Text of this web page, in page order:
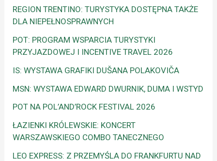
REGION TRENTINO: TURYSTYKA DOSTĘPNA TAKŻE
DLA NIEPEŁNOSPRAWNYCH
POT: PROGRAM WSPARCIA TURYSTYKI
PRZYJAZDOWEJ I INCENTIVE TRAVEL 2026
IS: WYSTAWA GRAFIKI DUŠANA POLAKOVIČA
MSN: WYSTAWA EDWARD DWURNIK, DUMA I WSTYD
POT NA POL’AND’ROCK FESTIVAL 2026
ŁAZIENKI KRÓLEWSKIE: KONCERT
WARSZAWSKIEGO COMBO TANECZNEGO
LEO EXPRESS: Z PRZEMYŚLA DO FRANKFURTU NAD